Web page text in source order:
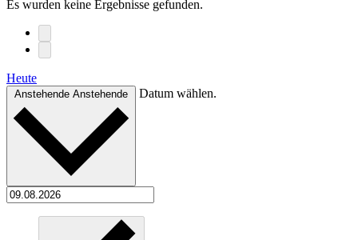
Es wurden keine Ergebnisse gefunden.
Heute
Anstehende Anstehende Datum wählen.